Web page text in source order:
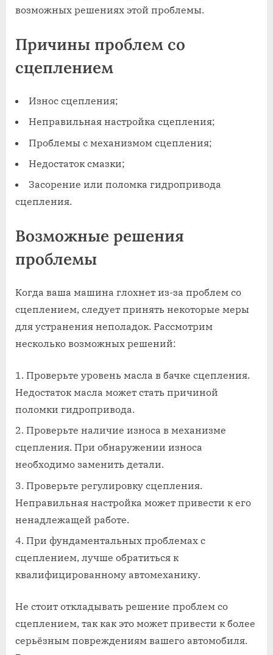
возможных решениях этой проблемы.
Причины проблем со
сцеплением
Износ сцепления;
Неправильная настройка сцепления;
Проблемы с механизмом сцепления;
Недостаток смазки;
Засорение или поломка гидропривода
сцепления.
Возможные решения
проблемы
Когда ваша машина глохнет из-за проблем со
сцеплением, следует принять некоторые меры
для устранения неполадок. Рассмотрим
несколько возможных решений:
Проверьте уровень масла в бачке сцепления.
Недостаток масла может стать причиной
поломки гидропривода.
Проверьте наличие износа в механизме
сцепления. При обнаружении износа
необходимо заменить детали.
Проверьте регулировку сцепления.
Неправильная настройка может привести к его
ненадлежащей работе.
При фундаментальных проблемах с
сцеплением, лучше обратиться к
квалифицированному автомеханику.
Не стоит откладывать решение проблем со
сцеплением, так как это может привести к более
серьёзным повреждениям вашего автомобиля.